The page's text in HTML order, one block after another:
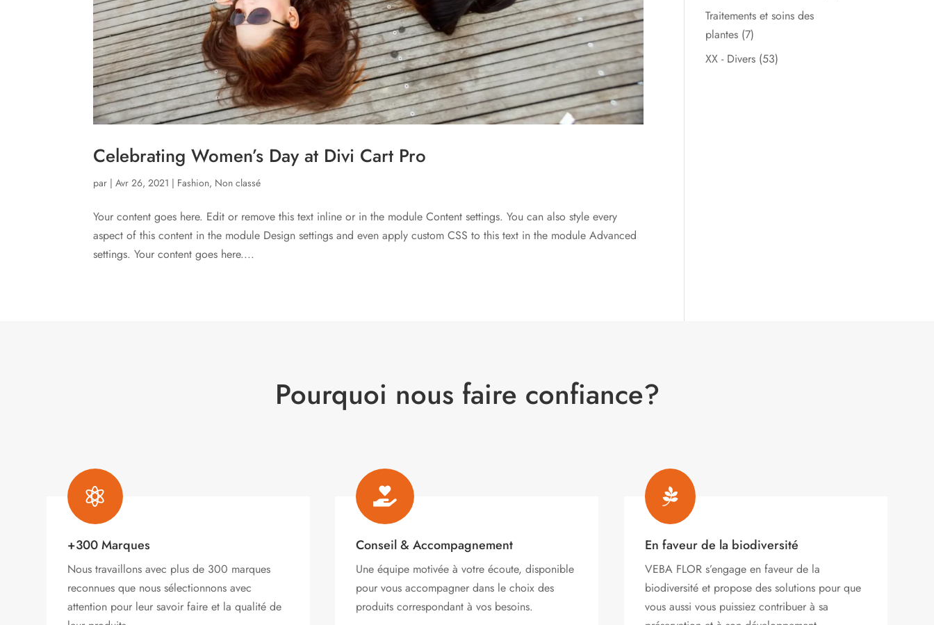
Celebrating Women’s Day at Divi Cart Pro
par |Avr 26, 2021 | Fashion, Non classé
Your content goes here. Edit or remove this text inline or in the module Content settings. You can also style every
aspect of this content in the module Design settings and even apply custom CSS to this text in the module Advanced
settings. Your content goes here....
Traitements et soins des
plantes (7)
XX - Divers (53)
Pourquoi nous faire confiance?

+300 Marques
Nous travaillons avec plus de 300 marques
reconnues que nous sélectionnons avec
attention pour leur savoir faire et la qualité de

Conseil & Accompagnement
Une équipe motivée à votre écoute, disponible
pour vous accompagner dans le choix des
produits correspondant à vos besoins.

En faveur de la biodiversité
VEBA FLOR s’engage en faveur de la
biodiversité et propose des solutions pour que
vous aussi vous puissiez contribuer à sa